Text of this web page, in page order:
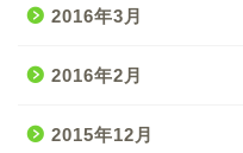
2016年3月
2016年2月
2015年12月